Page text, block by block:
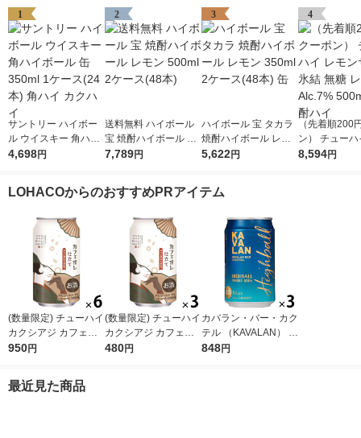
1
サントリー ハイボー
ル ウイスキー 角ハイ
ボール 缶 350ml 1ケ
4,698円
2
送料無料 ハイボール
宝 焼酎ハイボール レ
モン 500ml 2ケース(4
7,789円
3
ハイボール 宝 タカラ
焼酎ハイボール レモ
ン 350ml 2ケース(48
5,622円
4
（先着順200
ン） チュー
ンサワー 氷結
8,594円
LOHACOからのおすすめPRアイテム
(数量限定) チューハイ
カクシアジ カフェオ
レ仕立て 缶 350ml 6
950円
(数量限定) チューハイ
カクシアジ カフェオ
レ仕立て 缶 350ml 3
480円
カバラン・バー・カク
テル （KAVALAN） ハ
イボール 320ml×3本
848円
最近見た商品